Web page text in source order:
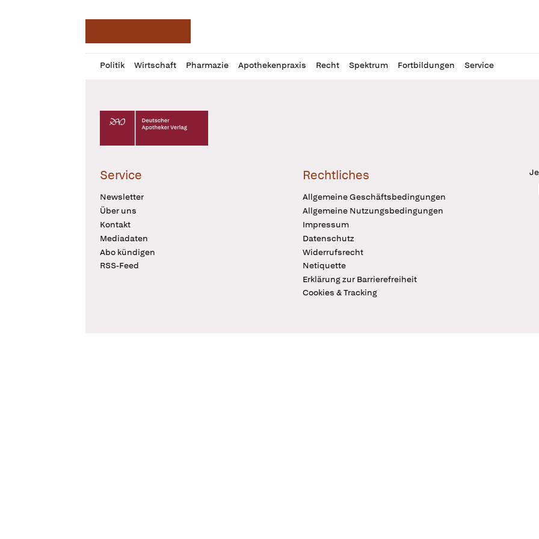
Politik Wirtschaft Pharmazie Apothekenpraxis Recht Spektrum Fortbildungen Service
Profil
öffnen
Daz
Pur
Deutscher Apotheker Verlag Logo
Service
Newsletter
Über uns
Kontakt
Mediadaten
Abo kündigen
RSS-Feed
Rechtliches
Allgemeine Geschäftsbedingungen
Allgemeine Nutzungsbedingungen
Impressum
Datenschutz
Widerrufsrecht
Netiquette
Erklärung zur Barrierefreiheit
Cookies & Tracking